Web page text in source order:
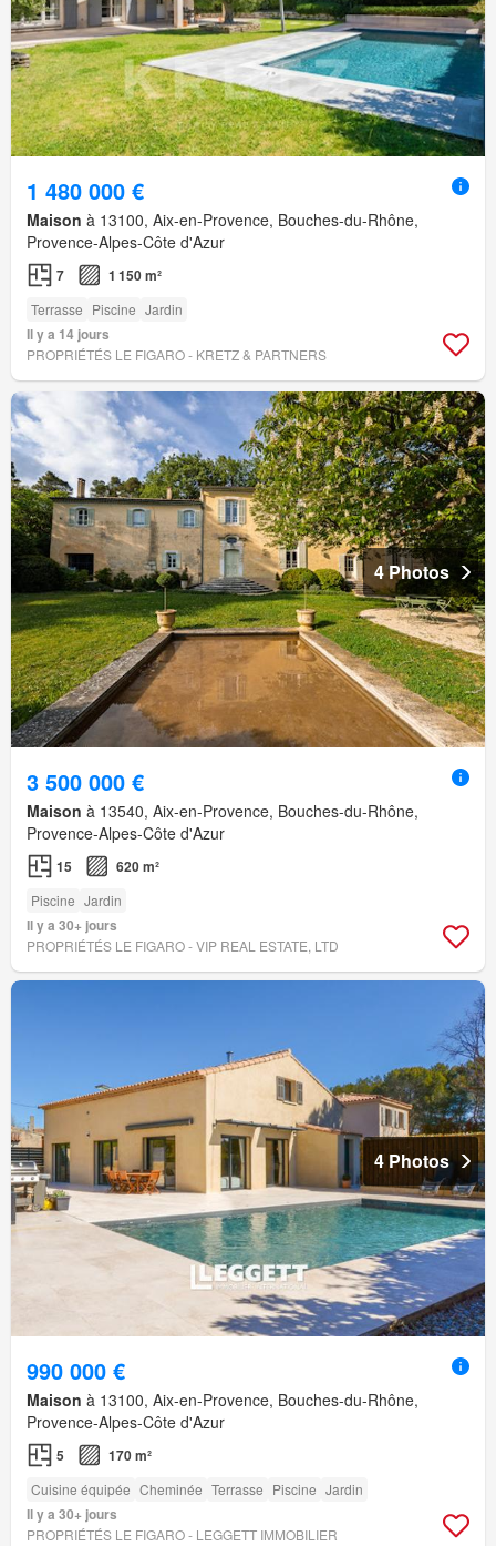
1 480 000 €
Maison à 13100, Aix-en-Provence, Bouches-du-Rhône,
Provence-Alpes-Côte d'Azur
7 1 150 m²
Terrasse Piscine Jardin
Il y a 14 jours
PROPRIÉTÉS LE FIGARO - KRETZ & PARTNERS
4 Photos
3 500 000 €
Maison à 13540, Aix-en-Provence, Bouches-du-Rhône,
Provence-Alpes-Côte d'Azur
15 620 m²
Piscine Jardin
Il y a 30+ jours
PROPRIÉTÉS LE FIGARO - VIP REAL ESTATE, LTD
4 Photos
990 000 €
Maison à 13100, Aix-en-Provence, Bouches-du-Rhône,
Provence-Alpes-Côte d'Azur
5 170 m²
Cuisine équipée Cheminée Terrasse Piscine Jardin
Il y a 30+ jours
PROPRIÉTÉS LE FIGARO - LEGGETT IMMOBILIER